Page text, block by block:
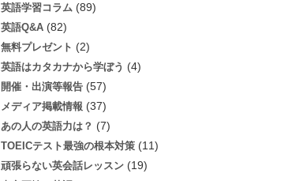
英語学習コラム(89)
英語Q&A(82)
無料プレゼント (2)
英語はカタカナから学ぼう (4)
開催・出演等報告(57)
メディア掲載情報 (37)
あの人の英語力は？ (7)
TOEICテスト最強の根本対策(11)
頑張らない英会話レッスン(19)